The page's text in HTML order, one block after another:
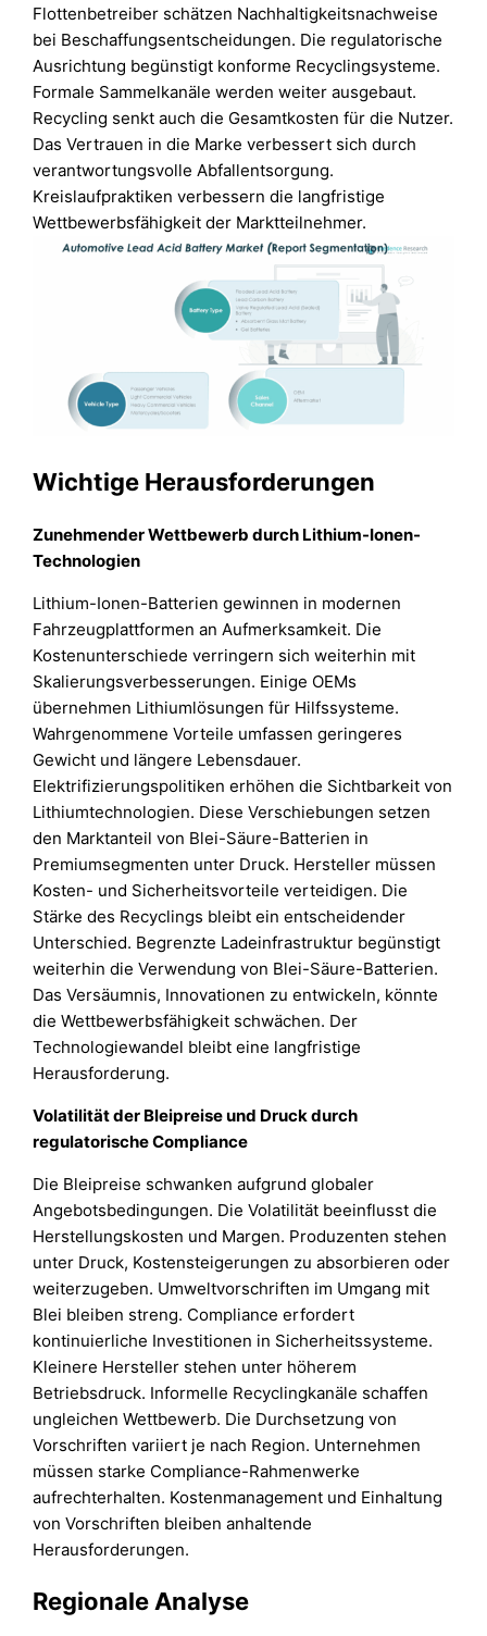
Flottenbetreiber schätzen Nachhaltigkeitsnachweise
bei Beschaffungsentscheidungen. Die regulatorische
Ausrichtung begünstigt konforme Recyclingsysteme.
Formale Sammelkanäle werden weiter ausgebaut.
Recycling senkt auch die Gesamtkosten für die Nutzer.
Das Vertrauen in die Marke verbessert sich durch
verantwortungsvolle Abfallentsorgung.
Kreislaufpraktiken verbessern die langfristige
Wettbewerbsfähigkeit der Marktteilnehmer.
Wichtige Herausforderungen
Zunehmender Wettbewerb durch Lithium-Ionen-
Technologien
Lithium-Ionen-Batterien gewinnen in modernen
Fahrzeugplattformen an Aufmerksamkeit. Die
Kostenunterschiede verringern sich weiterhin mit
Skalierungsverbesserungen. Einige OEMs
übernehmen Lithiumlösungen für Hilfssysteme.
Wahrgenommene Vorteile umfassen geringeres
Gewicht und längere Lebensdauer.
Elektrifizierungspolitiken erhöhen die Sichtbarkeit von
Lithiumtechnologien. Diese Verschiebungen setzen
den Marktanteil von Blei-Säure-Batterien in
Premiumsegmenten unter Druck. Hersteller müssen
Kosten- und Sicherheitsvorteile verteidigen. Die
Stärke des Recyclings bleibt ein entscheidender
Unterschied. Begrenzte Ladeinfrastruktur begünstigt
weiterhin die Verwendung von Blei-Säure-Batterien.
Das Versäumnis, Innovationen zu entwickeln, könnte
die Wettbewerbsfähigkeit schwächen. Der
Technologiewandel bleibt eine langfristige
Herausforderung.
Volatilität der Bleipreise und Druck durch
regulatorische Compliance
Die Bleipreise schwanken aufgrund globaler
Angebotsbedingungen. Die Volatilität beeinflusst die
Herstellungskosten und Margen. Produzenten stehen
unter Druck, Kostensteigerungen zu absorbieren oder
weiterzugeben. Umweltvorschriften im Umgang mit
Blei bleiben streng. Compliance erfordert
kontinuierliche Investitionen in Sicherheitssysteme.
Kleinere Hersteller stehen unter höherem
Betriebsdruck. Informelle Recyclingkanäle schaffen
ungleichen Wettbewerb. Die Durchsetzung von
Vorschriften variiert je nach Region. Unternehmen
müssen starke Compliance-Rahmenwerke
aufrechterhalten. Kostenmanagement und Einhaltung
von Vorschriften bleiben anhaltende
Herausforderungen.
Regionale Analyse